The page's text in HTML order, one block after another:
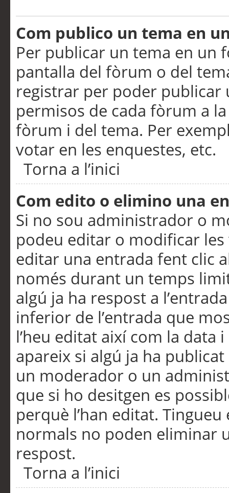
Com publico un tema en
Per publicar un tema en un
pantalla del fòrum o del
registrar per poder publicar
permisos de cada fòrum a
fòrum i del tema. Per
votar en les enquestes, etc.
Torna a l’inici
Com edito o elimino una
Si no sou administrador o
podeu editar o modificar
editar una entrada fent clic
només durant un temps
algú ja ha respost a
inferior de l’entrada que
l’heu editat així com la data
apareix si algú ja ha
un moderador o un
que si ho desitgen es
perquè l’han editat.
normals no poden eliminar
respost.
Torna a l’inici